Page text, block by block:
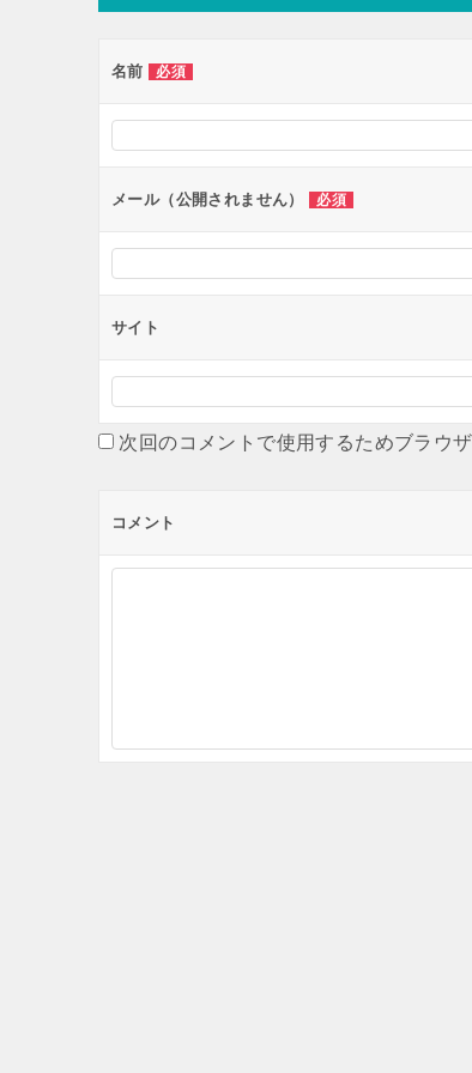
名前 必須
メール（公開されません） 必須
サイト
次回のコメントで使用するためブラウ
コメント